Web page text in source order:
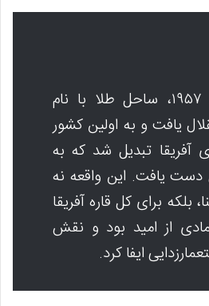
در ششم مارس ۱۹۵۷، ساحل طلا با نام
یافت و به اولین کشور
تبدیل شد که به
یافت. این واقعه نه
بلکه برای کل قاره آفریقا
از امید بود و نقش
ایفا کرد.